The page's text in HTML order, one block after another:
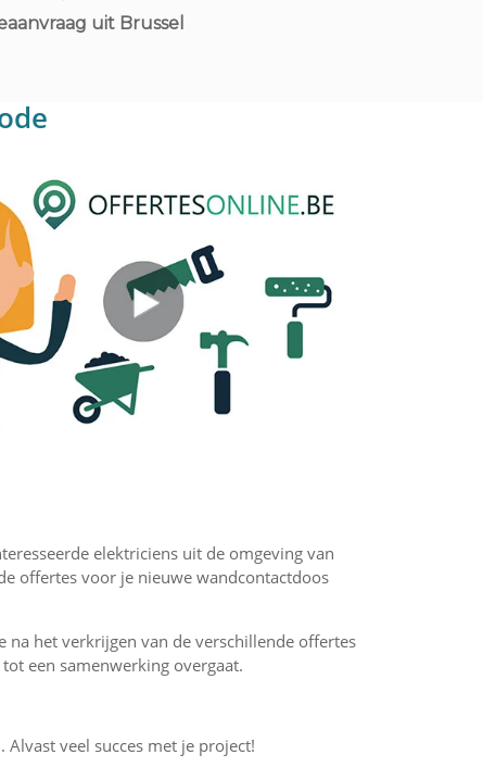
uit Brussel
elektriciens uit de omgeving van
offertes voor je nieuwe wandcontactdoos
het verkrijgen van de verschillende offertes
een samenwerking overgaat.
veel succes met je project!